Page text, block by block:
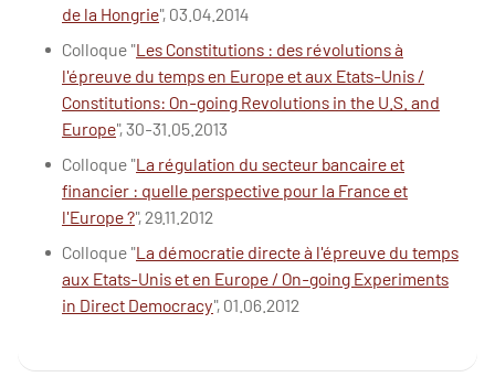
de la Hongrie", 03.04.2014
Colloque "Les Constitutions : des révolutions à
l'épreuve du temps en Europe et aux Etats-Unis /
Constitutions: On-going Revolutions in the U.S. and
Europe", 30-31.05.2013
Colloque "La régulation du secteur bancaire et
financier : quelle perspective pour la France et
l'Europe ?", 29.11.2012
Colloque "La démocratie directe à l'épreuve du temps
aux Etats-Unis et en Europe / On-going Experiments
in Direct Democracy", 01.06.2012